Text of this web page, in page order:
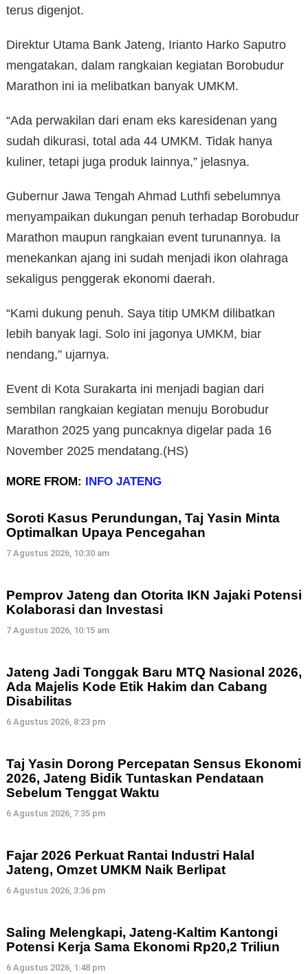
terus digenjot.
Direktur Utama Bank Jateng, Irianto Harko Saputro
mengatakan, dalam rangkaian kegiatan Borobudur
Marathon ini ia melibatkan banyak UMKM.
“Ada perwakilan dari enam eks karesidenan yang
sudah dikurasi, total ada 44 UMKM. Tidak hanya
kuliner, tetapi juga produk lainnya,” jelasnya.
Gubernur Jawa Tengah Ahmad Luthfi sebelumnya
menyampaikan dukungan penuh terhadap Borobudur
Marathon maupun rangkaian event turunannya. Ia
menekankan ajang ini sudah menjadi ikon olahraga
sekaligus penggerak ekonomi daerah.
“Kami dukung penuh. Saya titip UMKM dilibatkan
lebih banyak lagi. Solo ini jagonya UMKM, biar
nendang,” ujarnya.
Event di Kota Surakarta ini menjadi bagian dari
sembilan rangkaian kegiatan menuju Borobudur
Marathon 2025 yang puncaknya digelar pada 16
November 2025 mendatang.(HS)
MORE FROM: INFO JATENG
Soroti Kasus Perundungan, Taj Yasin Minta
Optimalkan Upaya Pencegahan
7 Agustus 2026, 10:30 am
Pemprov Jateng dan Otorita IKN Jajaki Potensi
Kolaborasi dan Investasi
7 Agustus 2026, 10:15 am
Jateng Jadi Tonggak Baru MTQ Nasional 2026,
Ada Majelis Kode Etik Hakim dan Cabang
Disabilitas
6 Agustus 2026, 8:23 pm
Taj Yasin Dorong Percepatan Sensus Ekonomi
2026, Jateng Bidik Tuntaskan Pendataan
Sebelum Tenggat Waktu
6 Agustus 2026, 7:35 pm
Fajar 2026 Perkuat Rantai Industri Halal
Jateng, Omzet UMKM Naik Berlipat
6 Agustus 2026, 3:36 pm
Saling Melengkapi, Jateng-Kaltim Kantongi
Potensi Kerja Sama Ekonomi Rp20,2 Triliun
6 Agustus 2026, 1:48 pm